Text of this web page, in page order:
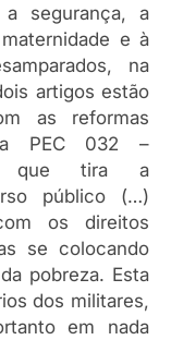
segurança, a
e à
na
artigos estão
as reformas
a PEC 032 –
que tira a
público (…)
os direitos
se colocando
pobreza. Esta
dos militares,
em nada